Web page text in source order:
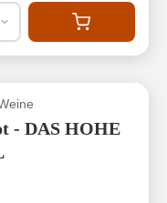
- DAS HOHE